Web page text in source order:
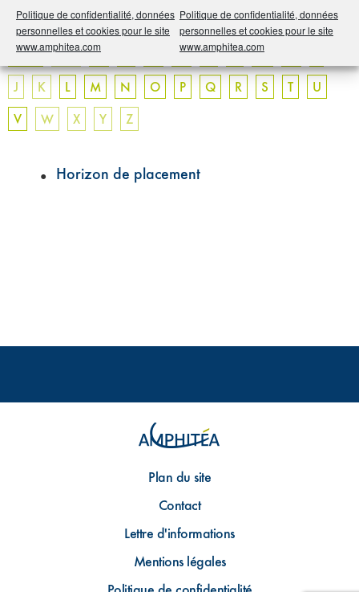
Politique de confidentialité, données
personnelles et cookies pour le site
www.amphitea.com
Politique de confidentialité, données
personnelles et cookies pour le site
www.amphitea.com
Tous 0-9 A D E F G
J
K L M N O P Q R S T
U
V
W X Y Z
Horizon de placement
Plan du site
Contact
Lettre d'informations
Mentions légales